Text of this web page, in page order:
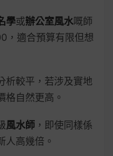
學或辦公室風水嘅師
，適合預算有限但想
析較平，若涉及實地
格自然更高。
風水師 ，即使同樣係
人高幾倍。